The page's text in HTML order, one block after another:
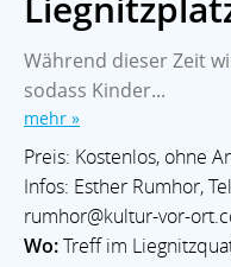
Während dieser Zeit
sodass Kinder...
mehr »
Preis: Kostenlos, ohne
Infos: Esther Rumhor,
rumhor@kultur-vor-
Wo:Treff im